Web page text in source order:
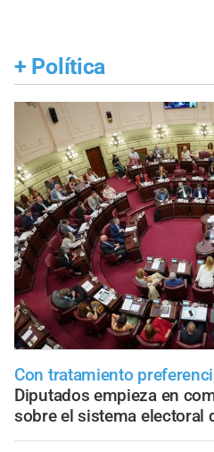
+ Política
Con tratamiento
Diputados empieza en
sobre el sistema electoral